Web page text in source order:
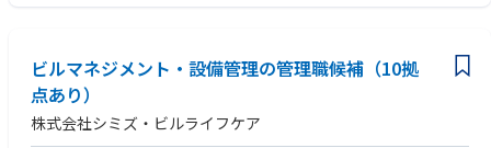
大手グループの福利厚生制度も充実しており、残業も20時間/月程度と長
期にわたり安定して就業できる環境です。
ビルマネジメント・設備管理の管理職候補（10拠
点あり）
株式会社シミズ・ビルライフケア